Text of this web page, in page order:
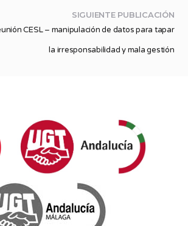
SIGUIENTE PUBLICACIÓN
CESL – manipulación de datos para tapar
la irresponsabilidad y mala gestión